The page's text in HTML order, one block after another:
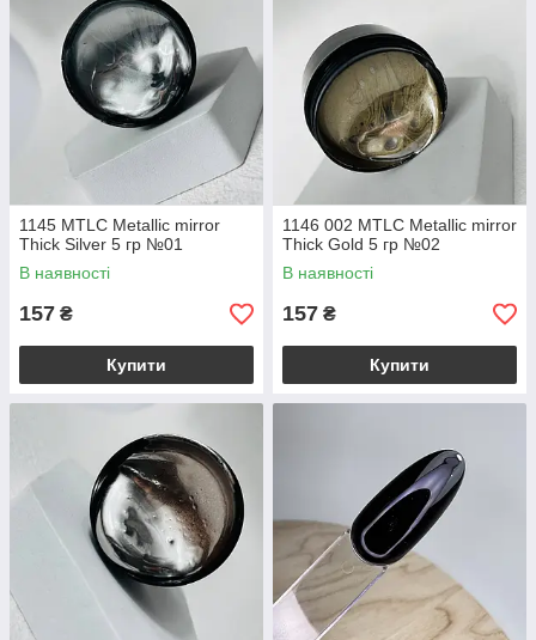
1145 MTLC Metallic mirror
Thick Silver 5 гр №01
В наявності
157 ₴
Купити
1146 002 MTLC Metallic mirror
Thick Gold 5 гр №02
В наявності
157 ₴
Купити